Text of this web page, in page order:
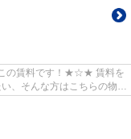
料です！★☆★ 賃料を
、そんな方はこちらの物件